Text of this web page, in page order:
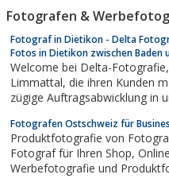
Fotografen &
Fotograf in Dietikon - Delta
Fotos in Dietikon zwischen Baden
Welcome bei Delta-Fotografie, den Fotografen in Dietikon /
Limmattal, die ihren Kunden moderne und sorgfältige Fotografie,
zügige Auftragsabwicklung in
unseren Foto-Shooting und
Fotografen Ostschweiz für
Produktfotografie von Fotografen St.
Fotograf für Ihren Shop, Online Shop für professionelle
Werbefotografie und